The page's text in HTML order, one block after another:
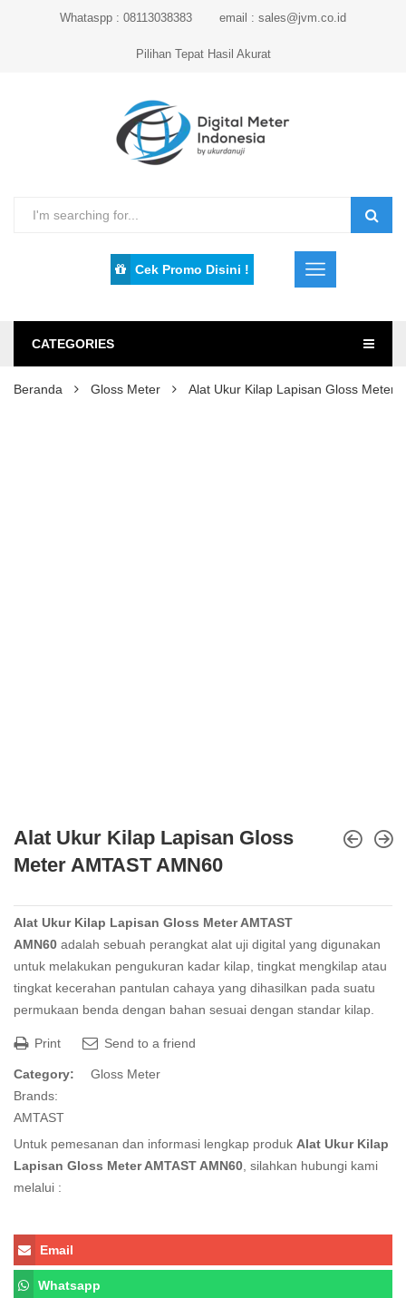
Whataspp : 08113038383 email : sales@jvm.co.id
Pilihan Tepat Hasil Akurat
Cek Promo Disini !
CATEGORIES
Beranda Gloss Meter Alat Ukur Kilap Lapisan Gloss Meter
Alat Ukur Kilap Lapisan Gloss
Meter AMTAST AMN60
Alat Ukur Kilap Lapisan Gloss Meter AMTAST
AMN60 adalah sebuah perangkat alat uji digital yang digunakan
untuk melakukan pengukuran kadar kilap, tingkat mengkilap atau
tingkat kecerahan pantulan cahaya yang dihasilkan pada suatu
permukaan benda dengan bahan sesuai dengan standar kilap.
Print Send to a friend
Category:
Gloss Meter
Brands:
AMTAST
Untuk pemesanan dan informasi lengkap produk Alat Ukur Kilap
Lapisan Gloss Meter AMTAST AMN60 , silahkan hubungi kami
melalui :
Email
Whatsapp